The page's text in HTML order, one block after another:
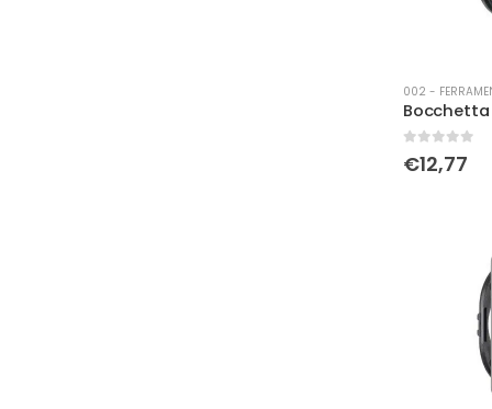
002 -
Su 5
€12,77